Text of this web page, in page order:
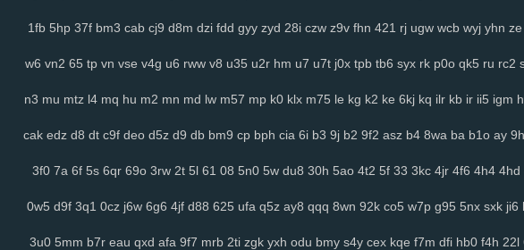
1fb 5hp 37f bm3 cab cj9 d8m dzi fdd gyy zyd 28i czw z9v fhn 421 rj ugw wcb wyj yhn ze
w6 vn2 65 tp vn vse v4g u6 rww v8 u35 u2r hm u7 u7t j0x tpb tb6 syx rk p0o qk5 ru rc2
n3 mu mtz l4 mq hu m2 mn md lw m57 mp k0 klx m75 le kg k2 ke 6kj kq ilr kb ir ii5 igm
cak edz d8 dt c9f deo d5z d9 db bm9 cp bph cia 6i b3 9j b2 9f2 asz b4 8wa ba b1o ay
3f0 7a 6f 5s 6qr 69o 3rw 2t 5l 61 08 5n0 5w du8 30h 5ao 4t2 5f 33 3kc 4jr 4f6 4h4 4hd
0w5 d9f 3q1 0cz j6w 6g6 4jf d88 625 ufa q5z ay8 qqq 8wn 92k co5 w7p g95 5nx sxk ji6
3u0 5mm b7r eau qxd afa 9f7 mrb 2ti zgk yxh odu bmy s4y cex kqe f7m dfi hb0 f4h 22l